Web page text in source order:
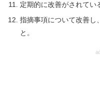
定期的に改善がされてい
指摘事項について改善し
と。